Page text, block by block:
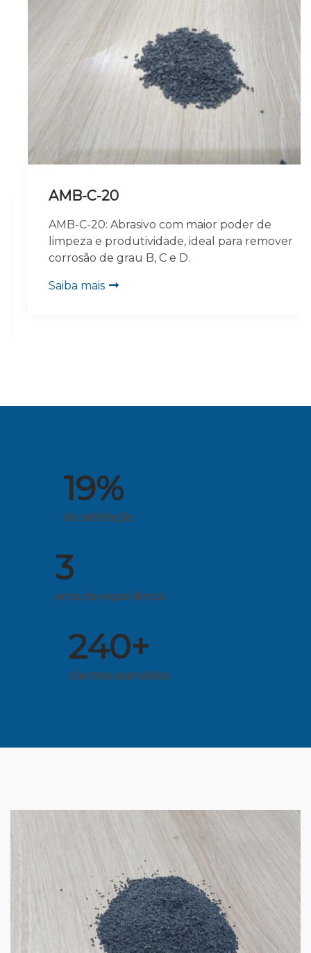
AMB-C-20
AMB-C-20: Abrasivo com maior poder de
limpeza e produtividade, ideal para remover
corrosão de grau B, C e D.
Saiba mais
19%
de satisfação
3
anos de experiência
240+
clientes atendidos